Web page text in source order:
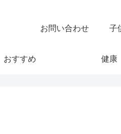
お問い合わせ
おすすめ 健康